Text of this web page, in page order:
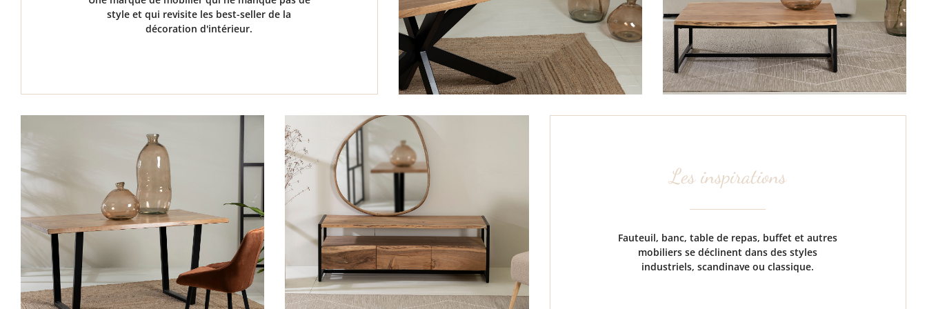
style et qui revisite les best-seller de la
décoration d'intérieur.
Les inspirations
Fauteuil, banc, table de repas, buffet et autres
mobiliers se déclinent dans des styles
industriels, scandinave ou classique.